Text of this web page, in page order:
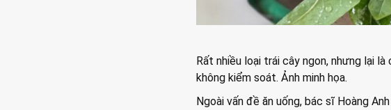
Rất nhiều loại trái cây ngon, nhưng lại
không kiểm soát. Ảnh minh họa.
Ngoài vấn đề ăn uống, bác sĩ Hoàng